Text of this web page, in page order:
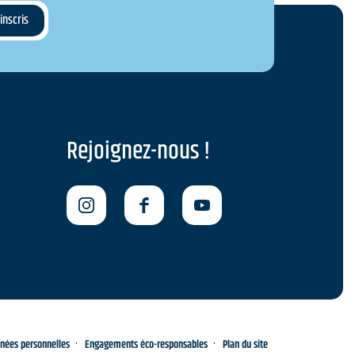
Rejoignez-nous !
personnelles Engagements éco-responsables Plan du site